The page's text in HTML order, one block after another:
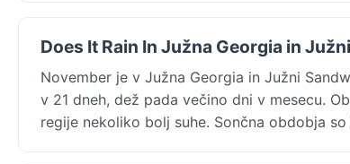
Does It Rain In Južna Georgia in
November je v Južna Georgia in Južni
v 21 dneh, dež pada večino dni v mesecu.
regije nekoliko bolj suhe. Sončna obdobja